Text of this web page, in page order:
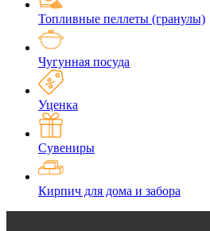
Топливные пеллеты (гранулы)
Чугунная посуда
Уценка
Сувениры
Кирпич для дома и забора